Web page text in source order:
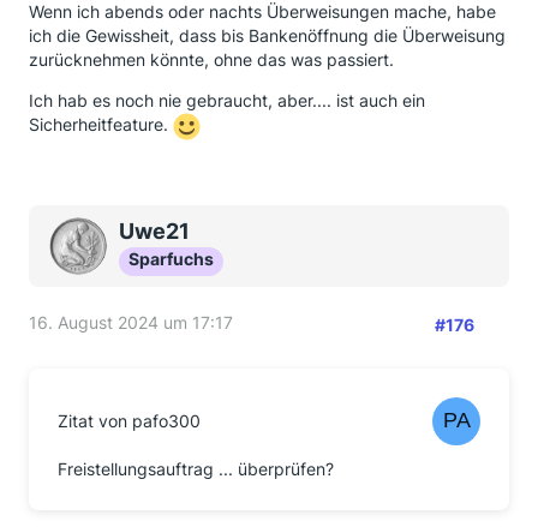
Wenn ich abends oder nachts Überweisungen mache, habe
ich die Gewissheit, dass bis Bankenöffnung die Überweisung
zurücknehmen könnte, ohne das was passiert.
Ich hab es noch nie gebraucht, aber.... ist auch ein
Sicherheitfeature.
Uwe21
Sparfuchs
16. August 2024 um 17:17 #176
Zitat von pafo300
Freistellungsauftrag ... überprüfen?